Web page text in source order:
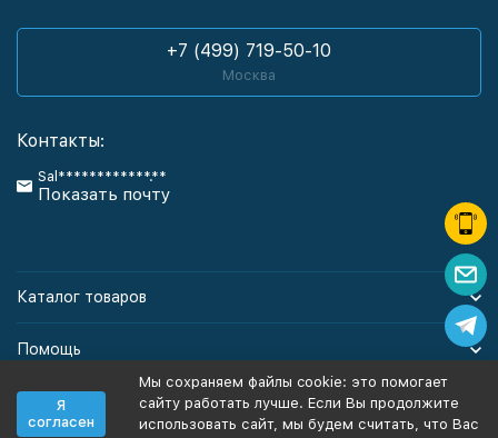
+7 (499) 719-50-10
Москва
Контакты:
Sal************.**
Показать почту
Каталог товаров
Помощь
Информация
Я
согласен
Мы сохраняем файлы cookie: это помогает
сайту работать лучше. Если Вы продолжите
использовать сайт, мы будем считать, что Вас